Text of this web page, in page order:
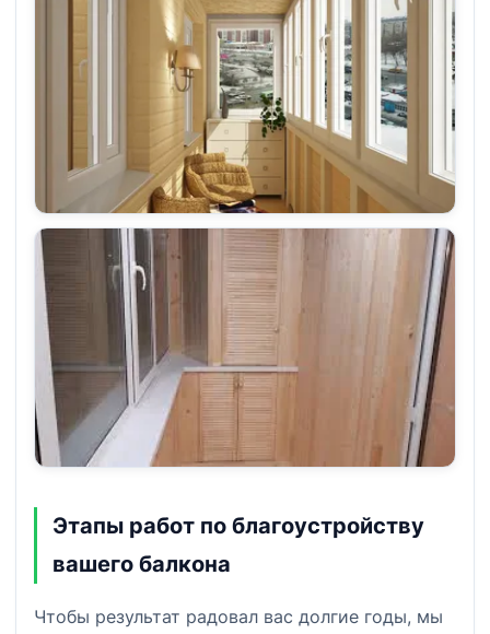
Этапы работ по благоустройству
вашего балкона
Чтобы результат радовал вас долгие годы, мы